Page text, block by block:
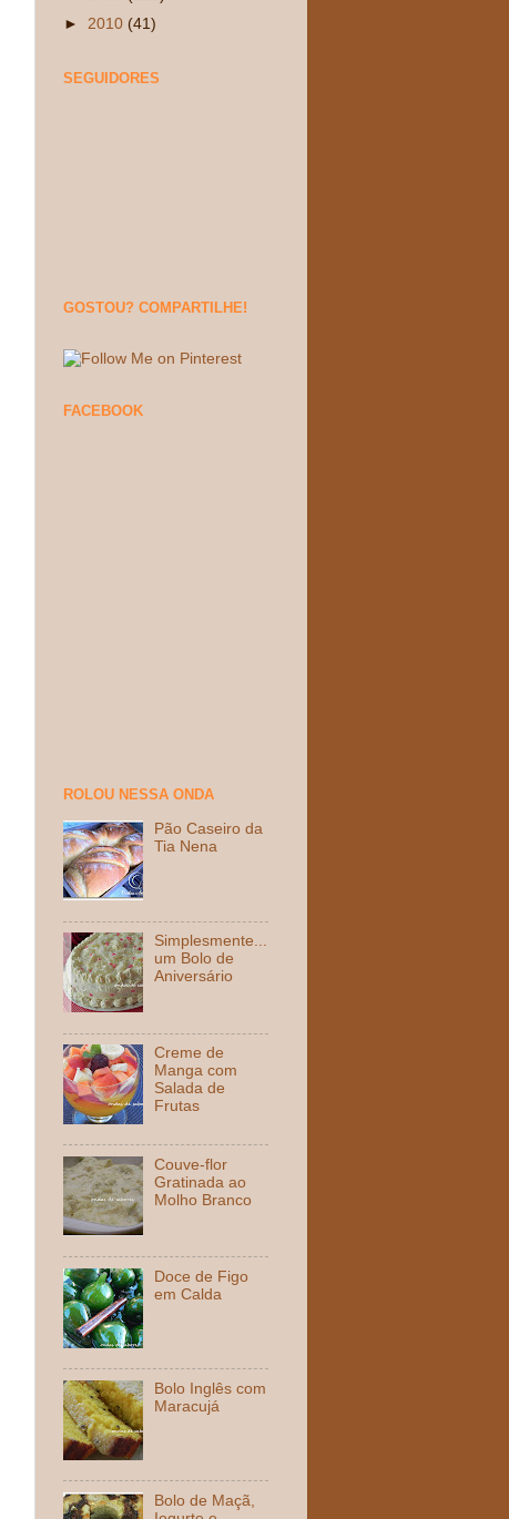
► 2010 (41)
SEGUIDORES
GOSTOU? COMPARTILHE!
FACEBOOK
ROLOU NESSA ONDA
Pão Caseiro da
Tia Nena
Simplesmente...
um Bolo de
Aniversário
Creme de
Manga com
Salada de
Frutas
Couve-flor
Gratinada ao
Molho Branco
Doce de Figo
em Calda
Bolo Inglês com
Maracujá
Bolo de Maçã,